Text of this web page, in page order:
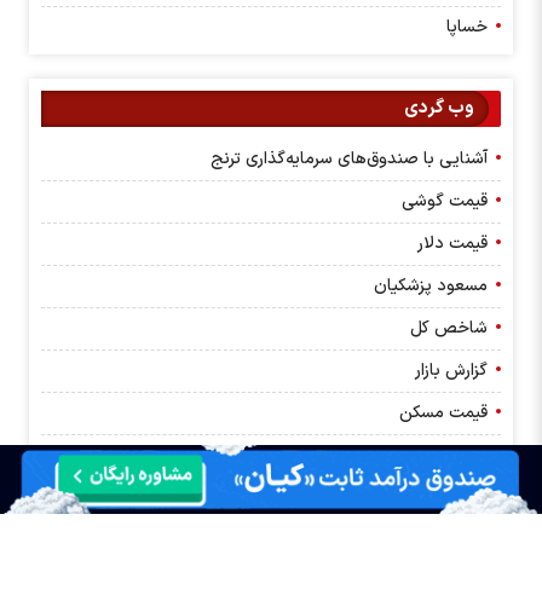
خساپا
وب گردی
آشنایی با صندوق‌های سرمایه‌گذاری ترنج
قیمت گوشی
قیمت دلار
مسعود پزشکیان
شاخص کل
گزارش بازار
قیمت مسکن
کانون کارگزاران
بانک مرکزی